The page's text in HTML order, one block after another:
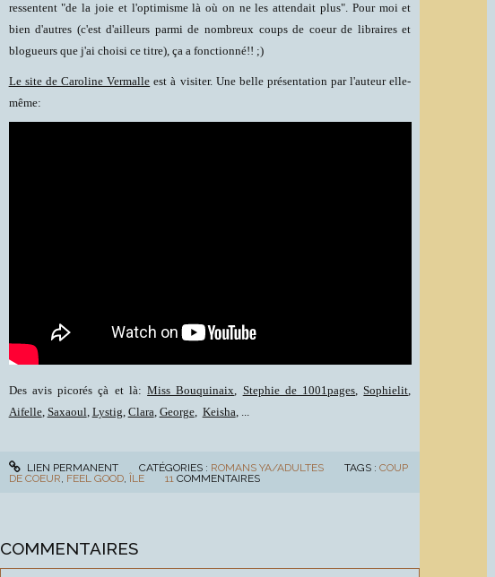
ressentent "de la joie et l'optimisme là où on ne les attendait plus". Pour moi et
bien d'autres (c'est d'ailleurs parmi de nombreux coups de coeur de libraires et
blogueurs que j'ai choisi ce titre), ça a fonctionné!! ;)
Le site de Caroline Vermalle est à visiter. Une belle présentation par l'auteur elle-
même:
Des avis picorés çà et là:Miss Bouquinaix, Stephie de 1001pages,Sophielit,
Aifelle, Saxaoul, Lystig, Clara, George, Keisha, ...
LIEN PERMANENT CATÉGORIES : ROMANS YA/ADULTES TAGS :COUP
DE COEUR FEEL GOOD, ÎLE 11 COMMENTAIRES
COMMENTAIRES